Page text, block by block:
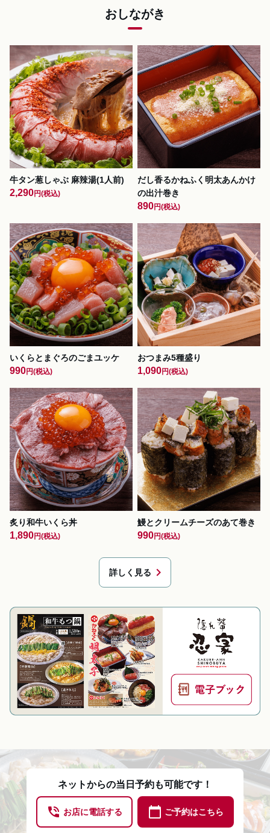
おしながき
牛タン葱しゃぶ 麻辣湯(1人前)
2,290円(税込)
だし香るかねふく明太あんかけ
の出汁巻き
890円(税込)
いくらとまぐろのごまユッケ
990円(税込)
おつまみ5種盛り
1,090円(税込)
炙り和牛いくら丼
1,890円(税込)
鰻とクリームチーズのあて巻き
990円(税込)
詳しく見る chevron_right
ネットからの当日予約も可能です！
phone_in_talk お店に電話する calendar_today ご予約はこちら